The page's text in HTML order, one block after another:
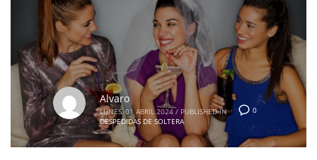
0
Alvaro
LUNES, 01 ABRIL 2024 / PUBLISHED IN
DESPEDIDAS DE SOLTERA